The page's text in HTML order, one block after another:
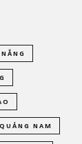
NAM